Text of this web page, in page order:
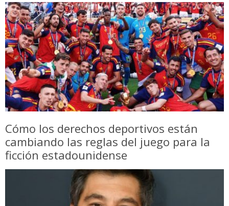
Cómo los derechos deportivos están
cambiando las reglas del juego para la
ficción estadounidense